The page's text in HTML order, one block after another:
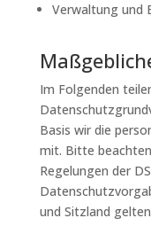
Verwaltung und
Im Folgenden
Basis wir die
mit. Bitte
Regelungen der
und Sitzland